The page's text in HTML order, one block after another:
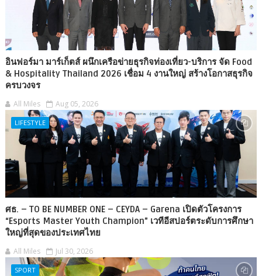
อินฟอร์มา มาร์เก็ตส์ ผนึกเครือข่ายธุรกิจท่องเที่ยว-บริการ จัด Food
& Hospitality Thailand 2026 เชื่อม 4 งานใหญ่ สร้างโอกาสธุรกิจ
ครบวงจร
All Miles Aug 05, 2026
LIFESTYLE
ศธ. – TO BE NUMBER ONE – CEYDA – Garena เปิดตัวโครงการ
“Esports Master Youth Champion” เวทีอีสปอร์ตระดับการศึกษา
ใหญ่ที่สุดของประเทศไทย
All Miles Jul 30, 2026
SPORT